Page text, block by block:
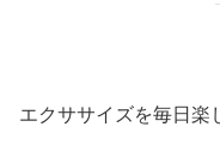
エクササイズを毎日楽